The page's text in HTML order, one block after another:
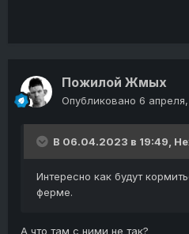
Пожилой Жмых
Опубликовано 6
В 06.04.2023 в 19:49,
Интересно как будут
ферме.
А что там с ними не так?